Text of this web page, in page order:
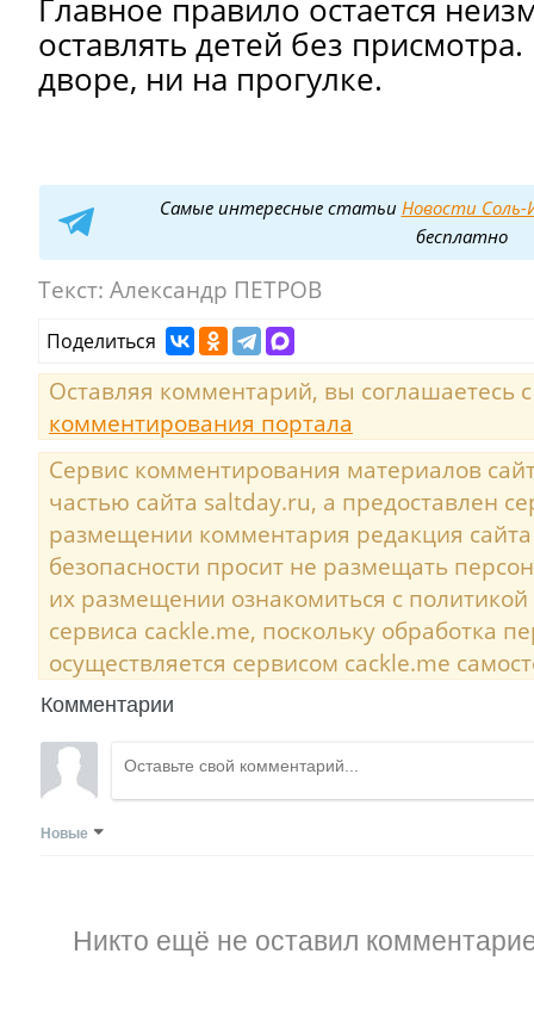
Главное правило остается
оставлять детей без
дворе, ни на прогулке.
Самые интересные статьи Новости Соль-
бесплатно
Текст: Александр ПЕТРОВ
Поделиться
Оставляя комментарий, вы соглашаетесь
комментирования портала
Сервис комментирования материалов
частью сайта saltday.ru, а предоставлен
размещении комментария редакция
безопасности просит не размещать
их размещении ознакомиться с
сервиса cackle.me, поскольку обработка
осуществляется сервисом cackle.me
Комментарии
Новые
Никто ещё не оставил